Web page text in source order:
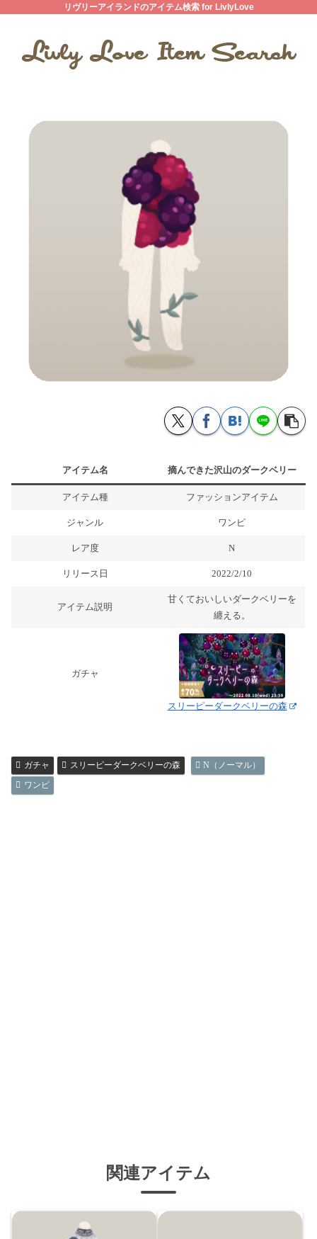
リヴリーアイランドのアイテム検索 for LivlyLove
アイテム名 摘んできた沢山のダークベリー
アイテム種 ファッションアイテム
ジャンル ワンピ
レア度 N
リリース日 2022/2/10
アイテム説明
甘くておいしいダークベリーを
纏える。
ガチャ
スリーピーダークベリーの森
ガチャ スリーピーダークベリーの森
N（ノーマル）
ワンピ
関連アイテム